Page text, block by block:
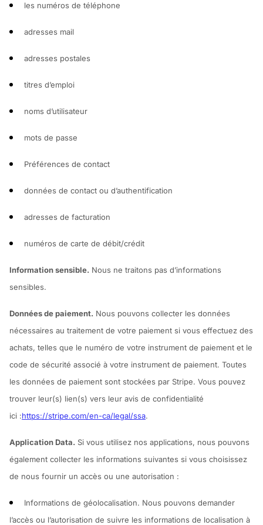
les numéros de téléphone
adresses mail
adresses postales
titres d’emploi
noms d’utilisateur
mots de passe
Préférences de contact
données de contact ou d’authentification
adresses de facturation
numéros de carte de débit/crédit
Information sensible. Nous ne traitons pas d’informations
sensibles.
Données de paiement. Nous pouvons collecter les données
nécessaires au traitement de votre paiement si vous effectuez des
achats, telles que le numéro de votre instrument de paiement et le
code de sécurité associé à votre instrument de paiement. Toutes
les données de paiement sont stockées par Stripe. Vous pouvez
trouver leur(s) lien(s) vers leur avis de confidentialité
ici :https://stripe.com/en-ca/legal/ssa.
Application Data. Si vous utilisez nos applications, nous pouvons
également collecter les informations suivantes si vous choisissez
de nous fournir un accès ou une autorisation :
Informations de géolocalisation. Nous pouvons demander
l’accès ou l’autorisation de suivre les informations de localisation à